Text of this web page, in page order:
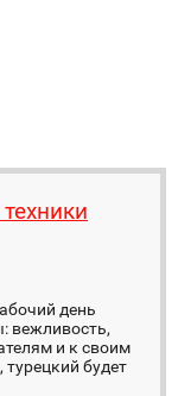
день
вежливость,
и к своим
турецкий будет